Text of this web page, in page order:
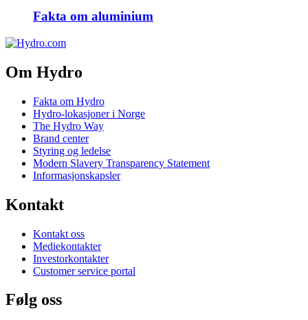
Fakta om aluminium
Om Hydro
Fakta om Hydro
Hydro-lokasjoner i Norge
The Hydro Way
Brand center
Styring og ledelse
Modern Slavery Transparency Statement
Informasjonskapsler
Kontakt
Kontakt oss
Mediekontakter
Investorkontakter
Customer service portal
Følg oss